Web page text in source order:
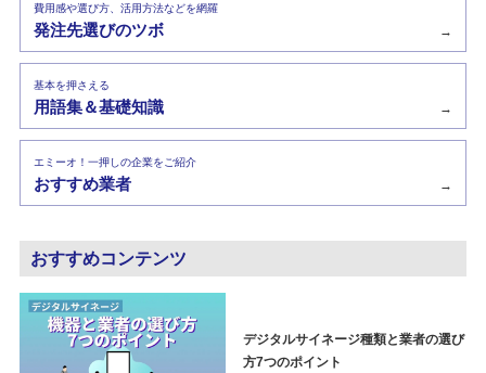
費用感や選び方、活用方法などを網羅
発注先選びのツボ →
基本を押さえる
用語集＆基礎知識 →
エミーオ！一押しの企業をご紹介
おすすめ業者 →
おすすめコンテンツ
デジタルサイネージ種類と業者の選び
方7つのポイント